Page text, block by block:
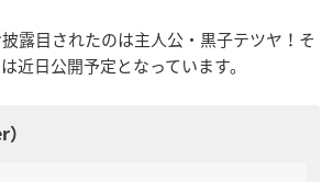
露目されたのは主人公・黒子テツヤ！そ
近日公開予定となっています。